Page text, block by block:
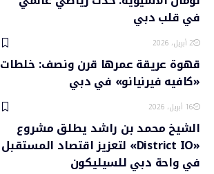
في قلب دبي
2 أبريل، 2026
قهوة عريقة عمرها قرن ونصف: خلطات
«كافيه فيرنيانو» في دبي
16 أبريل، 2026
الشيخ محمد بن راشد يطلق مشروع
«District IO» لتعزيز اقتصاد المستقبل
في واحة دبي للسيليكون